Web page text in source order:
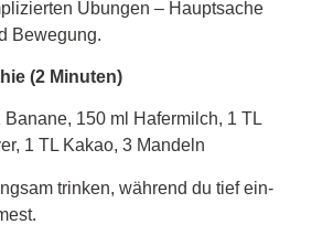
Übungen – Hauptsache
Bewegung.
(2 Minuten)
Banane, 150 ml Hafermilch, 1 TL
1 TL Kakao, 3 Mandeln
trinken, während du tief ein-